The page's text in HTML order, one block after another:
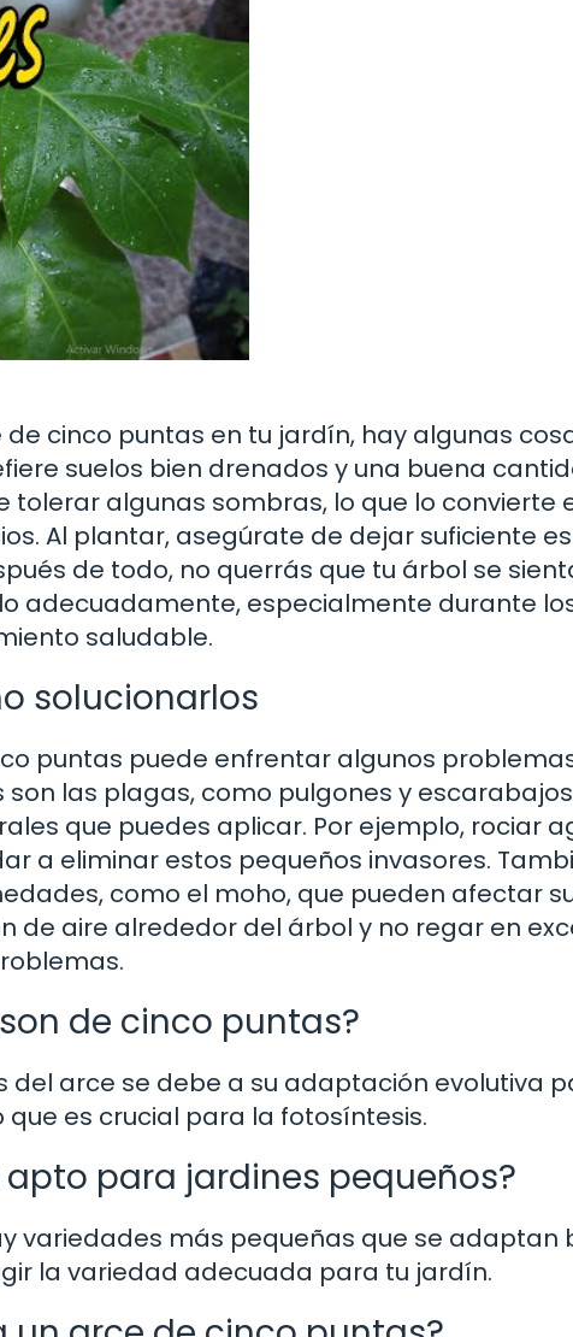
cinco puntas en tu jardín, hay algunas
suelos bien drenados y una buena
tolerar algunas sombras, lo que lo convierte
Al plantar, asegúrate de dejar suficiente
de todo, no querrás que tu árbol se
adecuadamente, especialmente durante
saludable.
solucionarlos
puntas puede enfrentar algunos
las plagas, como pulgones y
que puedes aplicar. Por ejemplo, rociar
a eliminar estos pequeños invasores.
como el moho, que pueden afectar
de aire alrededor del árbol y no regar en
de cinco puntas?
del arce se debe a su adaptación evolutiva
es crucial para la fotosíntesis.
para jardines pequeños?
variedades más pequeñas que se adaptan
la variedad adecuada para tu jardín.